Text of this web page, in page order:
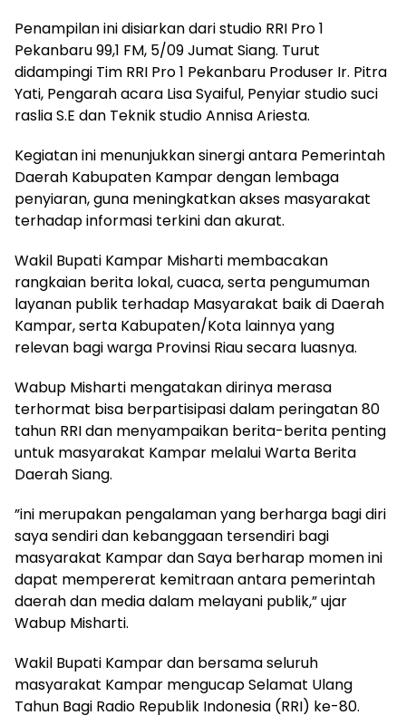
Penampilan ini disiarkan dari studio RRI Pro 1
Pekanbaru 99,1 FM, 5/09 Jumat Siang. Turut
didampingi Tim RRI Pro 1 Pekanbaru Produser Ir. Pitra
Yati, Pengarah acara Lisa Syaiful, Penyiar studio suci
raslia S.E dan Teknik studio Annisa Ariesta.
Kegiatan ini menunjukkan sinergi antara Pemerintah
Daerah Kabupaten Kampar dengan lembaga
penyiaran, guna meningkatkan akses masyarakat
terhadap informasi terkini dan akurat.
Wakil Bupati Kampar Misharti membacakan
rangkaian berita lokal, cuaca, serta pengumuman
layanan publik terhadap Masyarakat baik di Daerah
Kampar, serta Kabupaten/Kota lainnya yang
relevan bagi warga Provinsi Riau secara luasnya.
Wabup Misharti mengatakan dirinya merasa
terhormat bisa berpartisipasi dalam peringatan 80
tahun RRI dan menyampaikan berita-berita penting
untuk masyarakat Kampar melalui Warta Berita
Daerah Siang.
”ini merupakan pengalaman yang berharga bagi diri
saya sendiri dan kebanggaan tersendiri bagi
masyarakat Kampar dan Saya berharap momen ini
dapat mempererat kemitraan antara pemerintah
daerah dan media dalam melayani publik,” ujar
Wabup Misharti.
Wakil Bupati Kampar dan bersama seluruh
masyarakat Kampar mengucap Selamat Ulang
Tahun Bagi Radio Republik Indonesia (RRI) ke-80.